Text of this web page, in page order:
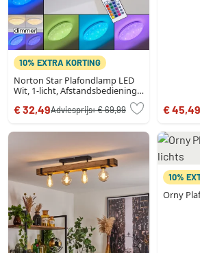
10% EXTRA KORTING
Norton Star Plafondlamp LED
Wit, 1-licht, Afstandsbediening,
€ 32,49Adviesprijs:€ 69,99 € 45,49
10%
Orny